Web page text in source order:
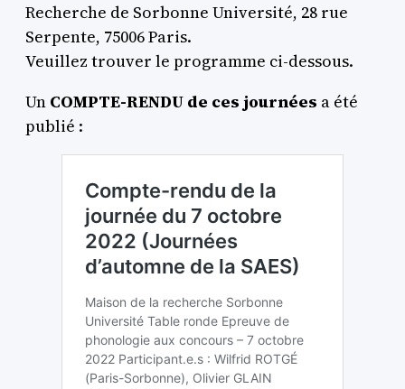
Recherche de Sorbonne Université, 28 rue
Serpente, 75006 Paris.
Veuillez trouver le programme ci-dessous.
Un COMPTE-RENDU de ces journées a été
publié :